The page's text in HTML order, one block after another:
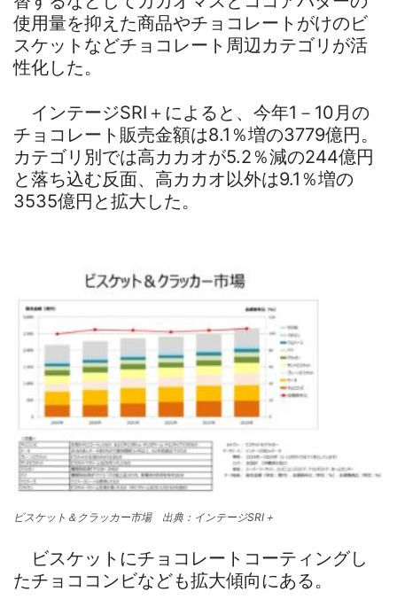
使用量を抑えた商品やチョコレートがけのビ
スケットなどチョコレート周辺カテゴリが活
性化した。
インテージSRI＋によると、今年1－10月の
チョコレート販売金額は8.1％増の3779億円。
カテゴリ別では高カカオが5.2％減の244億円
と落ち込む反面、高カカオ以外は9.1％増の
3535億円と拡大した。
ビスケット＆クラッカー市場 出典：インテージSRI＋
ビスケットにチョコレートコーティングし
たチョココンビなども拡大傾向にある。